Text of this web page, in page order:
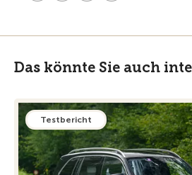
Das könnte Sie auch
Testbericht